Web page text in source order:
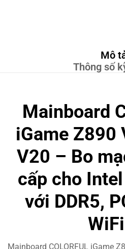
Mô
Thông số
Mainboard
iGame Z890
V20 – Bo
cấp cho
với DDR5,
Mainboard COLORFUL iGame